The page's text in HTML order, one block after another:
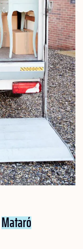
Mataró